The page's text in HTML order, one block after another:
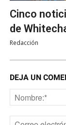
Cinco
de
Redacción
DEJA UN